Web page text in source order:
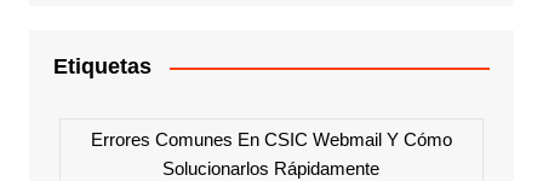
Etiquetas
Errores Comunes En CSIC Webmail Y Cómo
Solucionarlos Rápidamente